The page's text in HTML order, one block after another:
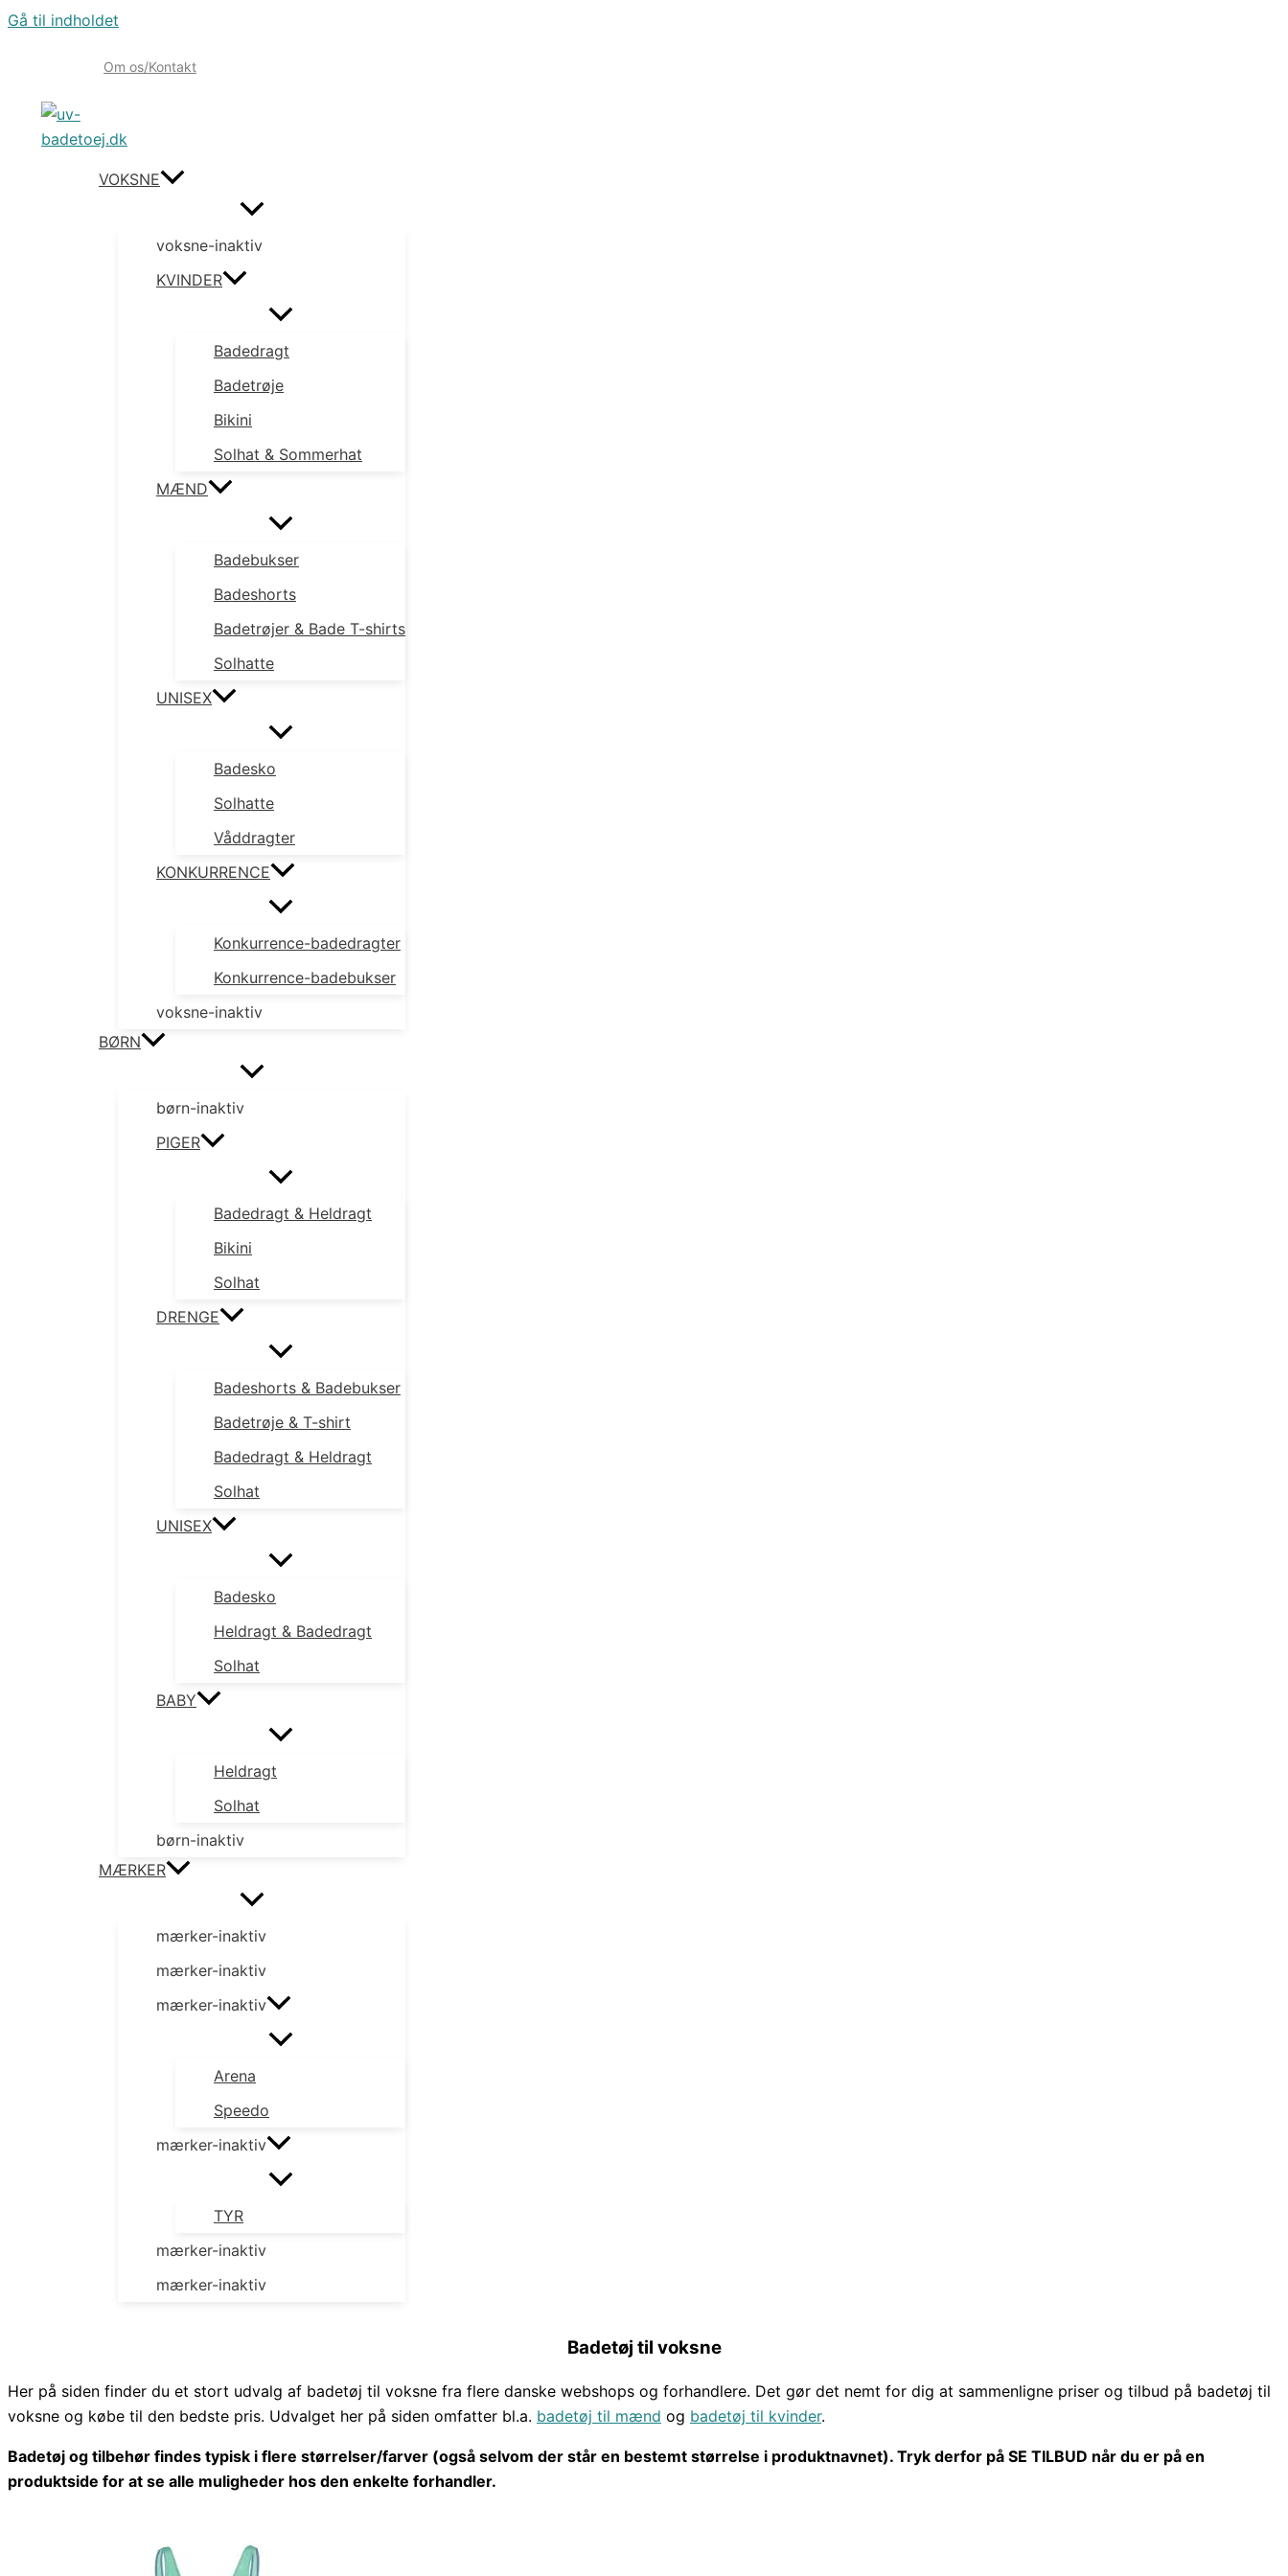
Gå til indholdet
Om os/Kontakt
VOKSNE
voksne-inaktiv
KVINDER
Badedragt
Badetrøje
Bikini
Solhat & Sommerhat
MÆND
Badebukser
Badeshorts
Badetrøjer & Bade T-shirts
Solhatte
UNISEX
Badesko
Solhatte
Våddragter
KONKURRENCE
Konkurrence-badedragter
Konkurrence-badebukser
voksne-inaktiv
BØRN
børn-inaktiv
PIGER
Badedragt & Heldragt
Bikini
Solhat
DRENGE
Badeshorts & Badebukser
Badetrøje & T-shirt
Badedragt & Heldragt
Solhat
UNISEX
Badesko
Heldragt & Badedragt
Solhat
BABY
Heldragt
Solhat
børn-inaktiv
MÆRKER
mærker-inaktiv
mærker-inaktiv
mærker-inaktiv
Arena
Speedo
mærker-inaktiv
TYR
mærker-inaktiv
mærker-inaktiv
Badetøj til voksne
Her på siden finder du et stort udvalg af badetøj til voksne fra flere danske webshops og forhandlere. Det gør det nemt for dig at sammenligne priser og tilbud på badetøj til
voksne og købe til den bedste pris. Udvalget her på siden omfatter bl.a. badetøj til mænd og badetøj til kvinder.
Badetøj og tilbehør findes typisk i flere størrelser/farver (også selvom der står en bestemt størrelse i produktnavnet). Tryk derfor på SE TILBUD når du er på en
produktside for at se alle muligheder hos den enkelte forhandler.